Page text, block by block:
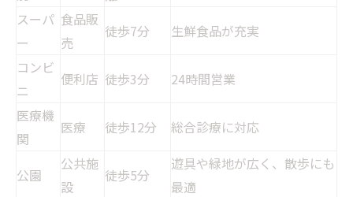
スーパ
ー
食品販
売
徒歩7分
生鮮食品が充実
コンビ
ニ
便利店 徒歩3分
24時間営業
医療機
関
医療 徒歩12分 総合診療に対応
公園
公共施
設
徒歩5分
遊具や緑地が広く、散歩にも
最適